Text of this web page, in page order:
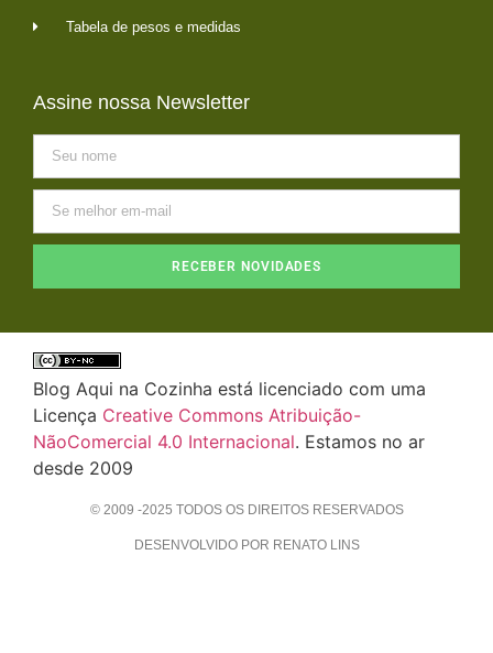
Tabela de pesos e medidas
Assine nossa Newsletter
RECEBER NOVIDADES
Blog Aqui na Cozinha está licenciado com uma
Licença Creative Commons Atribuição-
NãoComercial 4.0 Internacional. Estamos no ar
desde 2009
© 2009 -2025 TODOS OS DIREITOS RESERVADOS
DESENVOLVIDO POR RENATO LINS